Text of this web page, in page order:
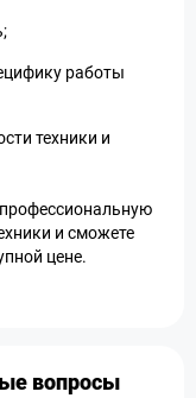
работы
техники и
и сможете
цене.
вопросы